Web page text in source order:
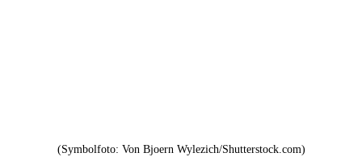
(Symbolfoto: Von Bjoern Wylezich/Shutterstock.com)